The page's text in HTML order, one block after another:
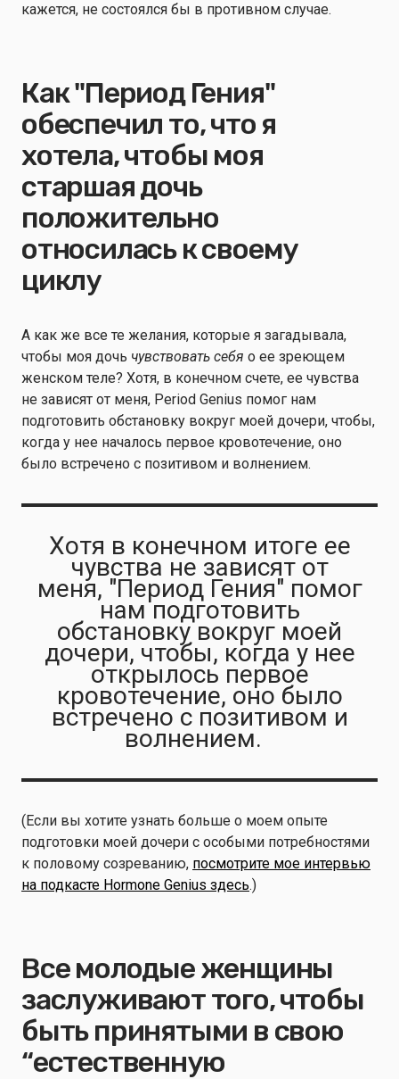
кажется, не состоялся бы в противном случае.
Как "Период Гения"
обеспечил то, что я
хотела, чтобы моя
старшая дочь
положительно
относилась к своему
циклу
А как же все те желания, которые я загадывала,
чтобы моя дочь чувствовать себя о ее зреющем
женском теле? Хотя, в конечном счете, ее чувства
не зависят от меня, Period Genius помог нам
подготовить обстановку вокруг моей дочери, чтобы,
когда у нее началось первое кровотечение, оно
было встречено с позитивом и волнением.
Хотя в конечном итоге ее
чувства не зависят от
меня, "Период Гения" помог
нам подготовить
обстановку вокруг моей
дочери, чтобы, когда у нее
открылось первое
кровотечение, оно было
встречено с позитивом и
волнением.
(Если вы хотите узнать больше о моем опыте
подготовки моей дочери с особыми потребностями
к половому созреванию, посмотрите мое интервью
на подкасте Hormone Genius здесь.)
Все молодые женщины
заслуживают того, чтобы
быть принятыми в свою
“естественную